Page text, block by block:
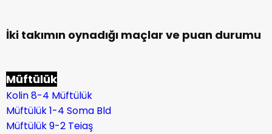
İki takımın oynadığı maçlar ve puan durumu
Müftülük
Kolin 8-4 Müftülük
Müftülük 1-4 Soma Bld
Müftülük 9-2 Teiaş